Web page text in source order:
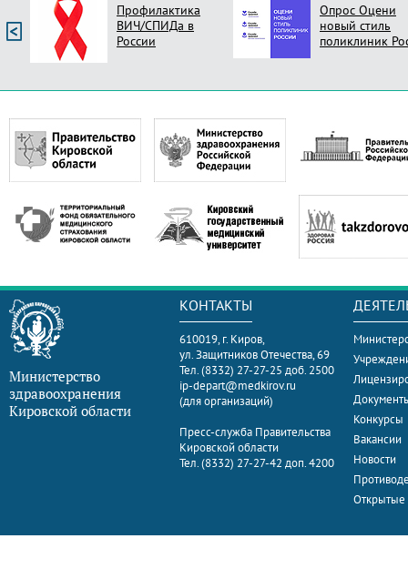
Профилактика
ВИЧ/СПИДа в
России
Опрос Оцени
новый стиль
поликлиник
Министерство
здравоохранения
Кировской области
КОНТАКТЫ
610019, г. Киров,
ул. Защитников Отечества, 69
Тел. (8332) 27-27-25 доб. 2500
ip-depart@medkirov.ru
(для организаций)
Пресс-служба Правительства
Кировской области
Тел. (8332) 27-27-42 доп. 4200
Конкурсы
Вакансии
Новости